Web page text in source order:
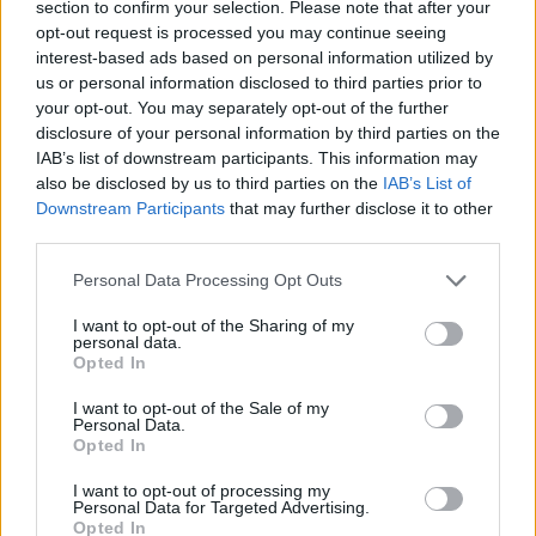
section to confirm your selection. Please note that after your
opt-out request is processed you may continue seeing
interest-based ads based on personal information utilized by
us or personal information disclosed to third parties prior to
your opt-out. You may separately opt-out of the further
disclosure of your personal information by third parties on the
IAB’s list of downstream participants. This information may
also be disclosed by us to third parties on the IAB’s List of
Downstream Participants that may further disclose it to other
Please note that this website/app uses one or more Google
not limited to your visit or usage behaviour. You may click to
grant or deny consent to Google and its third-party tags to
use your data for below specified purposes in below Google
consent section.
Personal Data Processing Opt Outs
I want to opt-out of the Sharing of my
personal data.
Opted In
I want to opt-out of the Sale of my
Personal Data.
Opted In
I want to opt-out of processing my
Personal Data for Targeted Advertising.
Opted In
művét, valamint a Psalmus Hungaricust,
amelyet 1947 óta nem játszottak az orosz
fővárosban.
A koncert gondolata még tavaly, a Kodály-év
kapcsán fogalmazódott meg, majd idén
februárban Tigran Alihanov, a moszkvai
konzervatórium rektora és Batta András -
felelevenítve a két zeneművészeti egyetem
korábbi, mélyen gyökerező kapcsolatát -
Mint azt Batta András elmondta, a
hároméves terv szerint minden évben lesz
moszkvai konzervatórium zenekara a
többszörös versenygyőztes Banda Ádámmal
2010-ben Erkel-év lesz, a nemzeti romantika